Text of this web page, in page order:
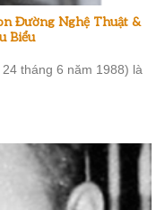
Đường Nghệ Thuật &
Biểu
tháng 6 năm 1988) là